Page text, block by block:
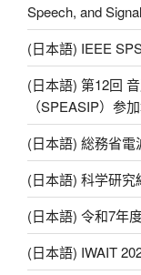
Speech, and
(日本語) IEEE
(日本語) 第12回
（SPEASIP）参
(日本語) 総務省
(日本語) 科学研
(日本語) 令和7年
(日本語) IWAIT